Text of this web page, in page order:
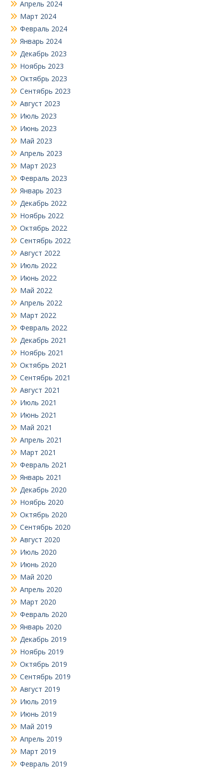
Апрель 2024
Март 2024
Февраль 2024
Январь 2024
Декабрь 2023
Ноябрь 2023
Октябрь 2023
Сентябрь 2023
Август 2023
Июль 2023
Июнь 2023
Май 2023
Апрель 2023
Март 2023
Февраль 2023
Январь 2023
Декабрь 2022
Ноябрь 2022
Октябрь 2022
Сентябрь 2022
Август 2022
Июль 2022
Июнь 2022
Май 2022
Апрель 2022
Март 2022
Февраль 2022
Декабрь 2021
Ноябрь 2021
Октябрь 2021
Сентябрь 2021
Август 2021
Июль 2021
Июнь 2021
Май 2021
Апрель 2021
Март 2021
Февраль 2021
Январь 2021
Декабрь 2020
Ноябрь 2020
Октябрь 2020
Сентябрь 2020
Август 2020
Июль 2020
Июнь 2020
Май 2020
Апрель 2020
Март 2020
Февраль 2020
Январь 2020
Декабрь 2019
Ноябрь 2019
Октябрь 2019
Сентябрь 2019
Август 2019
Июль 2019
Июнь 2019
Май 2019
Апрель 2019
Март 2019
Февраль 2019